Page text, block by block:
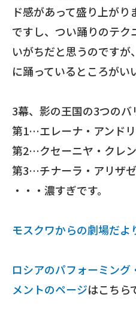
ド感があって盛り上が
ですし、つい踊りのテク
いがちだと思うのです
に踊っているところがい
3幕、影の王国の3つのバ
第1…エレーナ・アンド
第2…クセーニヤ・クレン
第3…チナーラ・アリザゼ
・・・濃すぎです。
モスクワからの劇場だよ
ロシアのパフォーミン
メントのページはこちら